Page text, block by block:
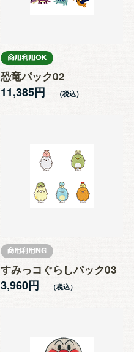
恐竜パック02
11,385円
すみっコぐらしパック03
3,960円